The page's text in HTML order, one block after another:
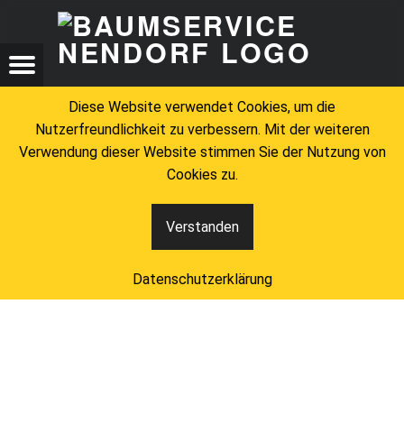
UNSER MANITOU 1850 – BAUMSERVICE NENDORF
BAUMSERVICE NENDORF
Menu
navigation
Search
Unser Manitou 1850
Diese Website verwendet Cookies, um die
Nutzerfreundlichkeit zu verbessern. Mit der weiteren
Verwendung dieser Website stimmen Sie der Nutzung von
Cookies zu.
Verstanden
Datenschutzerklärung